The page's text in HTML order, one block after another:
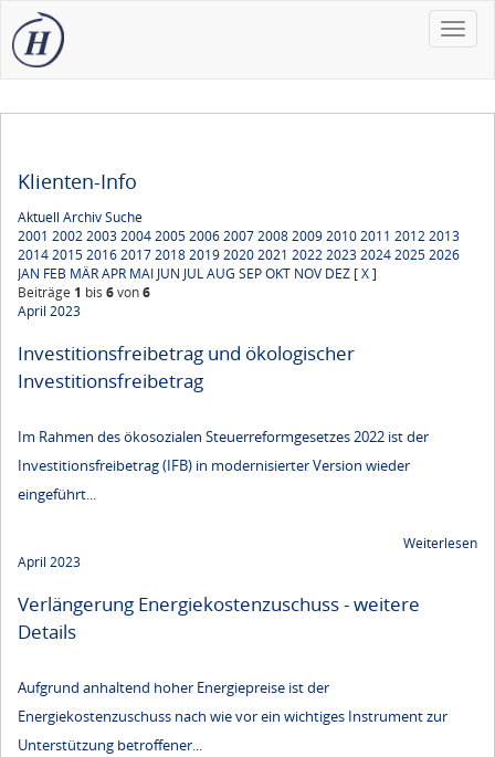
Toggle
Klienten-Info
Aktuell ArchivSuche
2001 2002200320042005200620072008200920102011 20122013
20142015201620172018201920202021 20222023202420252026
JAN FEB MÄRAPR MAI JUN JULAUG SEPOKT NOV DEZ [ X ]
Beiträge 1 bis 6von6
April 2023
Investitionsfreibetrag und ökologischer
Investitionsfreibetrag
Im Rahmen des ökosozialen Steuerreformgesetzes 2022 ist der
Investitionsfreibetrag (IFB) in modernisierter Version wieder
eingeführt...
Weiterlesen
April 2023
Verlängerung Energiekostenzuschuss - weitere
Details
Aufgrund anhaltend hoher Energiepreise ist der
Energiekostenzuschuss nach wie vor ein wichtiges Instrument zur
Unterstützung betroffener...